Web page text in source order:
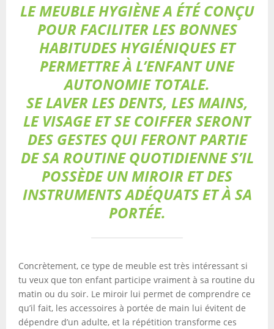
LE MEUBLE HYGIÈNE A ÉTÉ CONÇU
POUR FACILITER LES BONNES
HABITUDES HYGIÉNIQUES ET
PERMETTRE À L’ENFANT UNE
AUTONOMIE TOTALE.
SE LAVER LES DENTS, LES MAINS,
LE VISAGE ET SE COIFFER SERONT
DES GESTES QUI FERONT PARTIE
DE SA ROUTINE QUOTIDIENNE S’IL
POSSÈDE UN MIROIR ET DES
INSTRUMENTS ADÉQUATS ET À SA
PORTÉE.
Concrètement, ce type de meuble est très intéressant si
tu veux que ton enfant participe vraiment à sa routine du
matin ou du soir. Le miroir lui permet de comprendre ce
qu’il fait, les accessoires à portée de main lui évitent de
dépendre d’un adulte, et la répétition transforme ces